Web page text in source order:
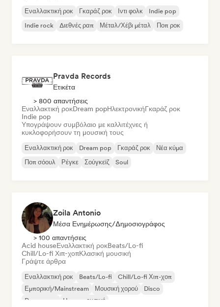
Εναλλακτική ροκ Γκαράζ ροκ Ιντι φολκ
Indie pop
Indie rock
Διεθνές ραπ Μέταλ/Χέβι μέταλ Ποπ ροκ
Pravda Records
Ετικέτα
> 800 απαντήσεις
Εναλλακτική ροκDream popΗλεκτρονικήΓκαράζ ροκ
Indie pop
Υπογράψουν συμβόλαιο με καλλιτέχνες ή
κυκλοφορήσουν τη μουσική τους
Εναλλακτική ροκ Dream pop Γκαράζ ροκ
Νέα κύμα
Ποπ σόουλ
Ρέγκε Σούγκεϊζ Soul
Zoila Antonio
Μέσα Ενημέρωσης/Δημοσιογράφος
> 100 απαντήσεις
Acid houseΕναλλακτική ροκBeats/Lo-fi
Chill/Lo-fi Χιπ-χοπΚλασική μουσική
Γράψτε άρθρα
Εναλλακτική ροκ Beats/Lo-fi
Chill/Lo-fi Χιπ-χοπ
Εμπορική/Mainstream
Μουσική χορού
Disco
Dream pop
House μουσική